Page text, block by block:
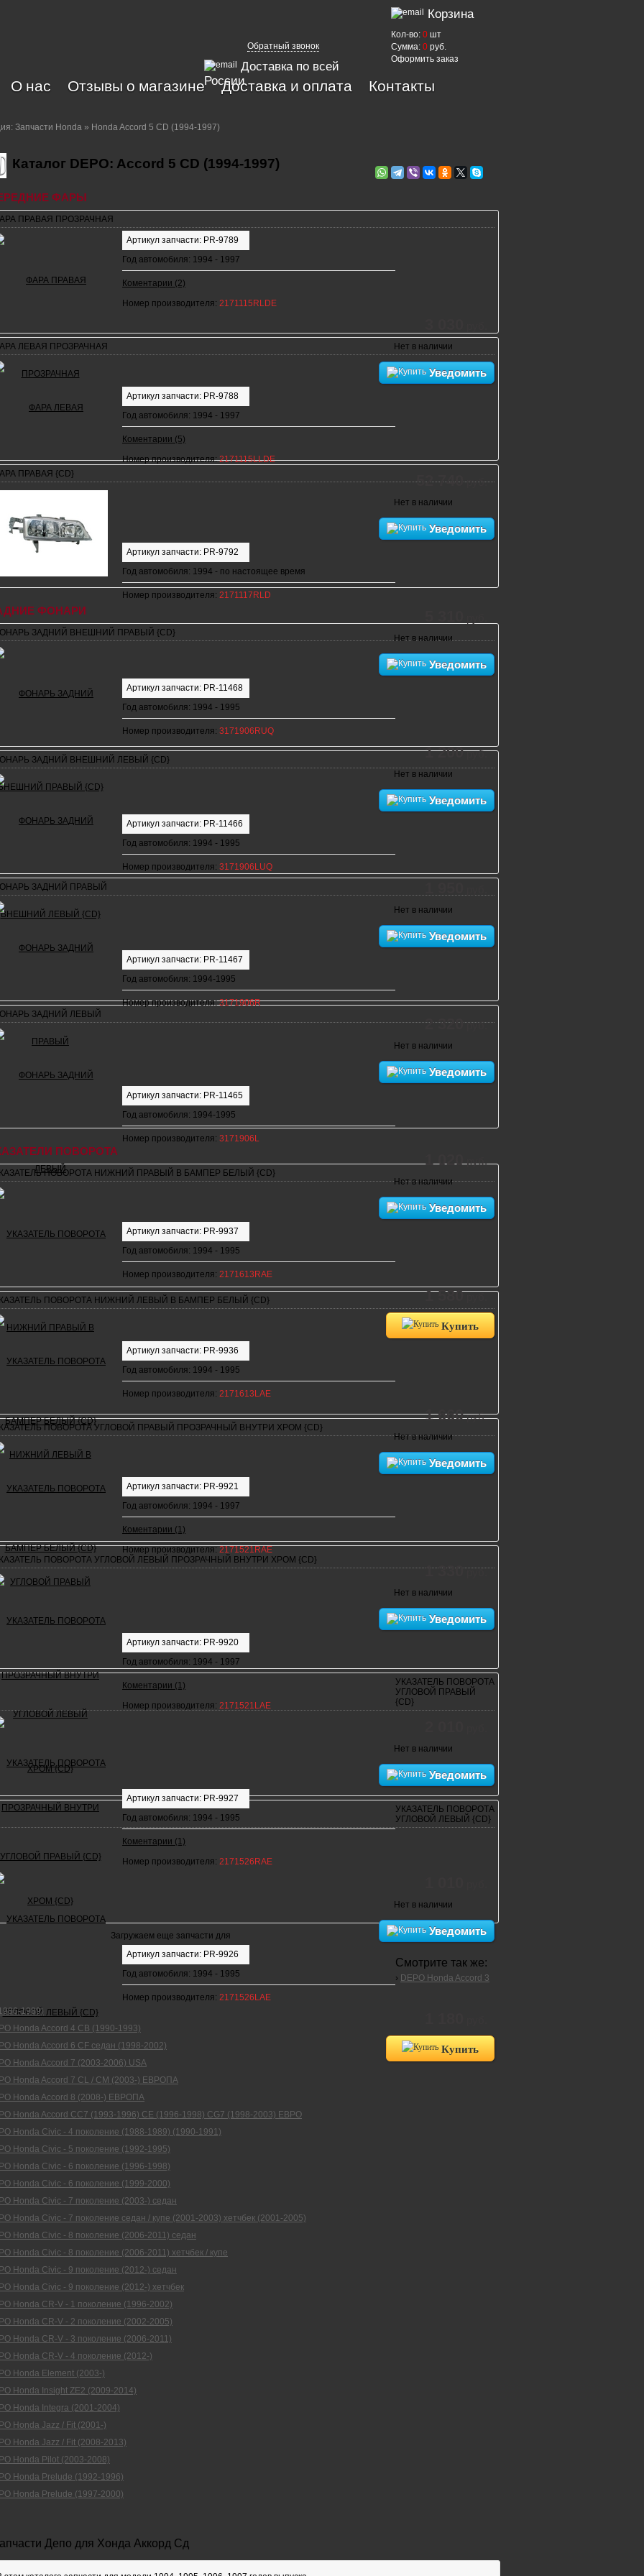
Запчасти Honda » Honda Accord 5 CD (1994-1997)
Депо для Хонда Аккорд Сд
Каталог DEPO: Accord 5 CD (1994-1997)
ФАРЫ
ПРАВАЯ ПРОЗРАЧНАЯ
Артикул запчасти: PR-9789
Год автомобиля: 1994 - 1997
Коментарии (2)
Номер производителя: 2171115RLDE
Нет в наличии
Уведомить
ЛЕВАЯ ПРОЗРАЧНАЯ
Артикул запчасти: PR-9788
Год автомобиля: 1994 - 1997
Коментарии (5)
Номер производителя:2171115LLDE
52 740 руб.
Нет в наличии
Уведомить
ПРАВАЯ {CD}
Артикул запчасти: PR-9792
Год автомобиля: 1994 - по настоящее время
Номер производителя: 2171117RLD
Нет в наличии
Уведомить
ФОНАРИ
ЗАДНИЙ ВНЕШНИЙ ПРАВЫЙ {CD}
Артикул запчасти: PR-11468
Год автомобиля: 1994 - 1995
Номер производителя: 3171906RUQ
1 200руб.
Нет в наличии
Уведомить
ЗАДНИЙ ВНЕШНИЙ ЛЕВЫЙ {CD}
Артикул запчасти: PR-11466
Год автомобиля: 1994 - 1995
Номер производителя: 3171906LUQ
Нет в наличии
Уведомить
ЗАДНИЙ ПРАВЫЙ
Артикул запчасти: PR-11467
Год автомобиля: 1994-1995
Номер производителя:3171906R
2 320 руб.
Нет в наличии
Уведомить
ЗАДНИЙ ЛЕВЫЙ
Артикул запчасти: PR-11465
Год автомобиля: 1994-1995
Номер производителя: 3171906L
1 020руб.
Нет в наличии
Уведомить
ПОВОРОТА
ПОВОРОТА НИЖНИЙ ПРАВЫЙ В БАМПЕР БЕЛЫЙ {CD}
Артикул запчасти: PR-9937
Год автомобиля: 1994 - 1995
Номер производителя: 2171613RAE
1 580
Купить
ПОВОРОТА НИЖНИЙ ЛЕВЫЙ В БАМПЕР БЕЛЫЙ {CD}
Артикул запчасти: PR-9936
Год автомобиля: 1994 - 1995
Номер производителя: 2171613LAE
1 660руб.
Нет в наличии
Уведомить
ПОВОРОТА УГЛОВОЙ ПРАВЫЙ ПРОЗРАЧНЫЙ ВНУТРИ ХРОМ {CD}
Артикул запчасти: PR-9921
Год автомобиля: 1994 - 1997
Коментарии (1)
Номер производителя: 2171521RAE
1 330 руб.
Нет в наличии
Уведомить
ПОВОРОТА УГЛОВОЙ ЛЕВЫЙ ПРОЗРАЧНЫЙ ВНУТРИ ХРОМ {CD}
Артикул запчасти: PR-9920
Год автомобиля: 1994 - 1997
Коментарии (1)
Номер производителя: 2171521LAE
Нет в наличии
Уведомить
УКАЗАТЕЛЬ ПОВОРОТА
УГЛОВОЙ ПРАВЫЙ
{CD}
Артикул запчасти: PR-9927
Год автомобиля: 1994 - 1995
Коментарии (1)
Номер производителя: 2171526RAE
Нет в наличии
Уведомить
УКАЗАТЕЛЬ ПОВОРОТА
УГЛОВОЙ ЛЕВЫЙ {CD}
Артикул запчасти: PR-9926
Год автомобиля: 1994 - 1995
Номер производителя: 2171526LAE
Купить
Загружаем еще запчасти для
Смотрите так же:
› DEPO Honda Accord 3
1989)
Honda Accord 4 CB (1990-1993)
Honda Accord 6 CF седан (1998-2002)
Honda Accord 7 (2003-2006) USA
Honda Accord 7 CL / CM (2003-) ЕВРОПА
Honda Accord 8 (2008-) ЕВРОПА
Honda Accord СС7 (1993-1996) CE (1996-1998) CG7 (1998-2003) ЕВРО
Honda Civic - 4 поколение (1988-1989) (1990-1991)
Honda Civic - 5 поколение (1992-1995)
Honda Civic - 6 поколение (1996-1998)
Honda Civic - 6 поколение (1999-2000)
Honda Civic - 7 поколение (2003-) седан
Honda Civic - 7 поколение седан / купе (2001-2003) хетчбек (2001-2005)
Honda Civic - 8 поколение (2006-2011) седан
Honda Civic - 8 поколение (2006-2011) хетчбек / купе
Honda Civic - 9 поколение (2012-) седан
Honda Civic - 9 поколение (2012-) хетчбек
Honda CR-V - 1 поколение (1996-2002)
Honda CR-V - 2 поколение (2002-2005)
Honda CR-V - 3 поколение (2006-2011)
Honda CR-V - 4 поколение (2012-)
Honda Element (2003-)
Honda Insight ZE2 (2009-2014)
Honda Integra (2001-2004)
Honda Jazz / Fit (2001-)
Honda Jazz / Fit (2008-2013)
Honda Pilot (2003-2008)
Honda Prelude (1992-1996)
Honda Prelude (1997-2000)
Обратный звонок
Доставка по всей
России
Корзина
Кол-во: 0 шт
Сумма: 0 руб.
Оформить заказ
О нас Отзывы о магазине Доставка и оплата Контакты